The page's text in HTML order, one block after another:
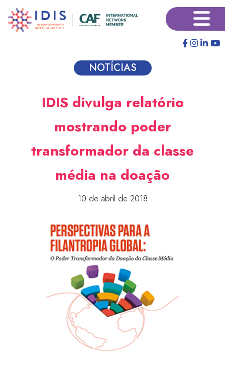
para
×
NOTÍCIAS
IDIS divulga relatório
mostrando poder
transformador da classe
média na doação
10 de abril de 2018